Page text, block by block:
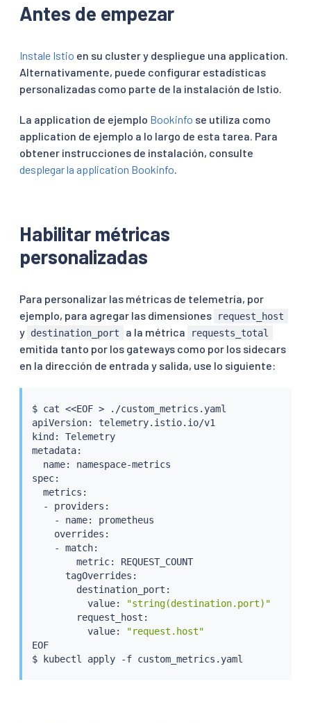
Antes de empezar
Instale Istio en su cluster y despliegue una application.
Alternativamente, puede configurar estadísticas
personalizadas como parte de la instalación de Istio.
La application de ejemplo Bookinfo se utiliza como
application de ejemplo a lo largo de esta tarea. Para
obtener instrucciones de instalación, consulte
desplegar la application Bookinfo
Habilitar métricas
personalizadas
Para personalizar las métricas de telemetría, por
ejemplo, para agregar las dimensiones
request_host
y destination_port a la métrica requests_total
emitida tanto por los gateways como por los sidecars
en la dirección de entrada y salida, use lo siguiente:
$ cat <<EOF > ./custom_metrics.yaml
apiVersion: telemetry.istio.io/v1
kind: Telemetry
metadata:
  name: namespace-metrics
spec:
  metrics:
  - providers:
    - name: prometheus
    overrides:
    - match:
        metric: REQUEST_COUNT
      tagOverrides:
        destination_port:
          value:
"string(destination.port)"
        request_host:
          value:
"request.host"
EOF
$
kubectl